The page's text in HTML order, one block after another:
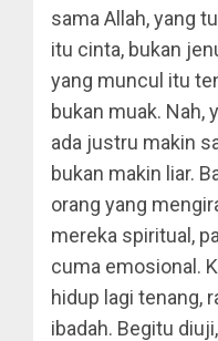
sama Allah, yang
itu cinta, bukan
yang muncul itu
bukan muak. Nah,
ada justru makin
bukan makin liar.
orang yang
mereka spiritual,
cuma emosional.
hidup lagi tenang,
ibadah. Begitu diuji,